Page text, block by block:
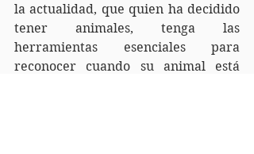
la actualidad, que quien ha decidido
tener animales, tenga las
herramientas esenciales para
reconocer cuando su animal está